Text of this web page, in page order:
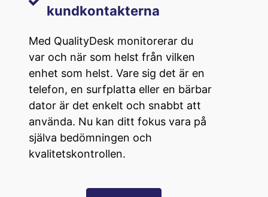
kundkontakterna
Med QualityDesk monitorerar du
var och när som helst från vilken
enhet som helst. Vare sig det är en
telefon, en surfplatta eller en bärbar
dator är det enkelt och snabbt att
använda. Nu kan ditt fokus vara på
själva bedömningen och
kvalitetskontrollen.